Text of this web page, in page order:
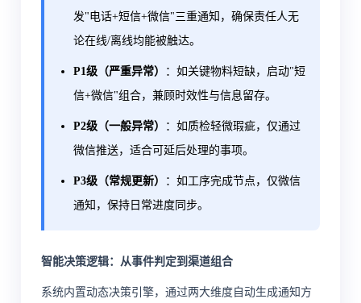
发"电话+短信+微信"三重通知，确保责任人无
论在线/离线均能被触达。
P1级（严重异常）
：如关键物料短缺，启动"短
信+微信"组合，兼顾时效性与信息留存。
P2级（一般异常）
：如质检轻微瑕疵，仅通过
微信推送，适合可延后处理的事项。
P3级（常规更新）
：如工序完成节点，仅微信
通知，保持日常进度同步。
智能决策逻辑：从事件判定到渠道组合
系统内置动态决策引擎，通过两大维度自动生成通知方